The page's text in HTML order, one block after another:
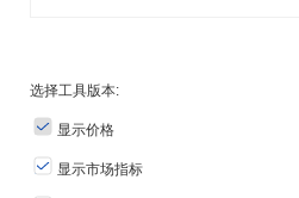
选择工具版本:
显示价格
显示市场指标